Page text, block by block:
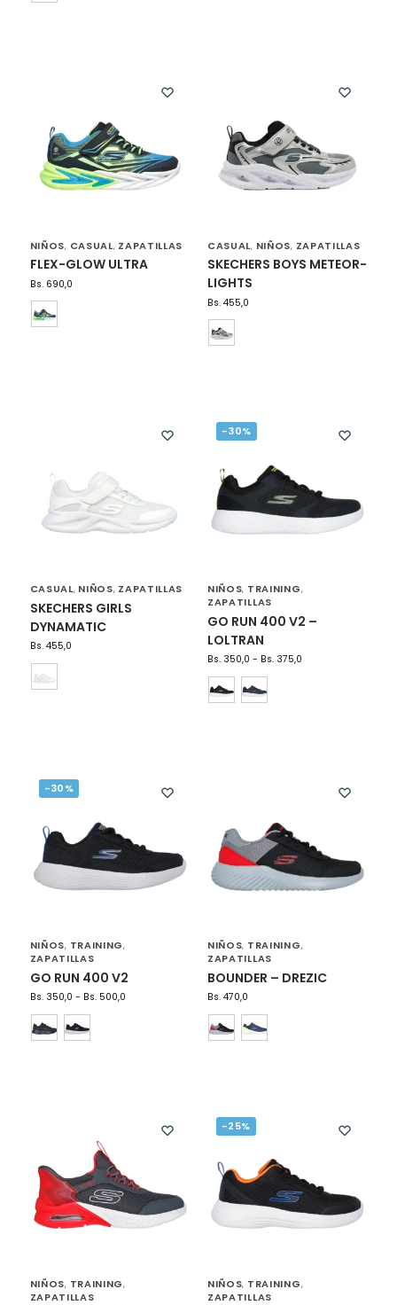
NIÑOS, CASUAL, ZAPATILLAS
FLEX-GLOW ULTRA
Bs.690,0
CASUAL, NIÑOS, ZAPATILLAS
SKECHERS BOYS METEOR-
LIGHTS
Bs.455,0
CASUAL, NIÑOS, ZAPATILLAS
SKECHERS GIRLS
DYNAMATIC
Bs.455,0
-30%
NIÑOS, TRAINING,
ZAPATILLAS
GO RUN 400 V2 –
LOLTRAN
Bs.350,0 - Bs.375,0
-30%
NIÑOS, TRAINING,
ZAPATILLAS
GO RUN 400 V2
Bs.350,0 - Bs.500,0
NIÑOS, TRAINING,
ZAPATILLAS
BOUNDER – DREZIC
Bs.470,0
NIÑOS, TRAINING,
ZAPATILLAS
-25%
NIÑOS, TRAINING,
ZAPATILLAS